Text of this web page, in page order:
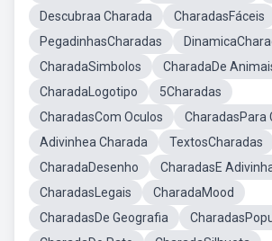
Descubraa Charada
CharadasFáceis
PegadinhasCharadas
CharadaSimbolos
CharadaDe
CharadaLogotipo
5Charadas
CharadasCom Oculos
CharadasPara
Adivinhea Charada
TextosCharadas
CharadaDesenho
CharadasE
CharadasLegais
CharadaMood
CharadasDe Geografia